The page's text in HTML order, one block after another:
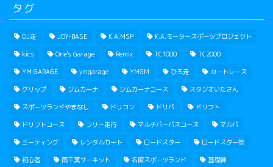
タグ
DJ走 JOY-BASE K.A.MSP K.A.モータースポーツプロジェクト
kics One's Garage Remix TC1000 TC2000
YM GARAGE ymgarage YMGM ひろ走 カートレース
グリップ ジムカーナ ジムカーナコース スタジオいたさん
スポーツランドやまなし ドリコン ドリパ ドリフト
ドリフトコース フリー走行 マルチパーパスコース マルパ
ミーティング レンタルカート ロードスター ロードスター祭
初心者 南千葉サーキット 名阪スポーツランド 基礎練